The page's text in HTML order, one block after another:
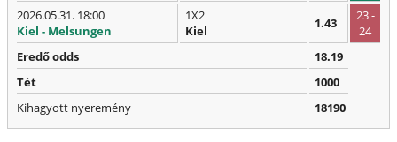
2026.05.31. 18:00
Kiel - Melsungen
1X2
Kiel
1.43
23 -
24
Eredő odds
18.19
Tét
1000
Kihagyott nyeremény
18190